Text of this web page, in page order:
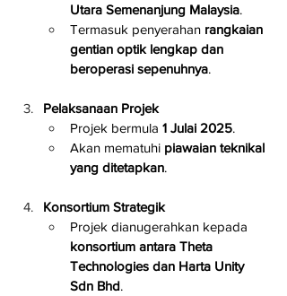
Utara Semenanjung Malaysia.
Termasuk penyerahan rangkaian
gentian optik lengkap dan
beroperasi sepenuhnya.
Pelaksanaan Projek
Projek bermula 1 Julai 2025.
Akan mematuhi piawaian teknikal
yang ditetapkan.
Konsortium Strategik
Projek dianugerahkan kepada
konsortium antara Theta
Technologies dan Harta Unity
Sdn Bhd.